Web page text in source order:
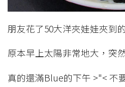
朋友花了50大洋夾娃娃夾到
原本早上太陽非常地大，突
真的還滿Blue的下午 >"< 不